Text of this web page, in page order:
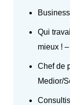
Qui
mieux !
Chef de
Medior/